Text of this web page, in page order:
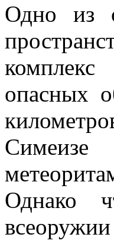
Одно из
опасных
Симеизе
Однако